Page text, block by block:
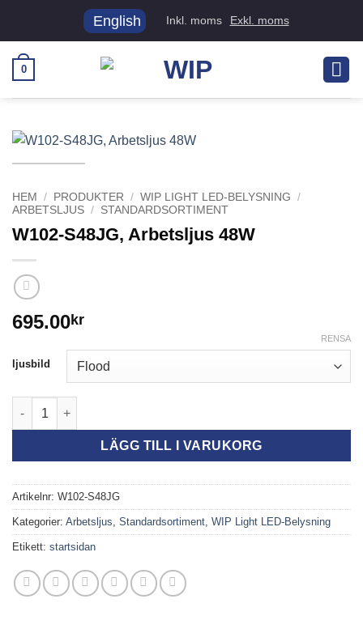
English Inkl. moms Exkl. moms
0
HEM / PRODUKTER / WIP LIGHT LED-BELYSNING
/
ARBETSLJUS / STANDARDSORTIMENT
W102-S48JG, Arbetsljus 48W
695.00kr
ljusbild
RENSA
W102-S48JG, Arbetsljus 48W mängd
LÄGG TILL I VARUKORG
Artikelnr: W102-S48JG
Kategorier: Arbetsljus, Standardsortiment, WIP Light LED-Belysning
Etikett: startsidan